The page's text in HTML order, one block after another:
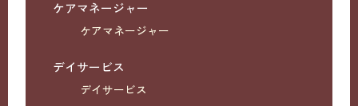
ケアマネージャー
ケアマネージャー
デイサービス
デイサービス